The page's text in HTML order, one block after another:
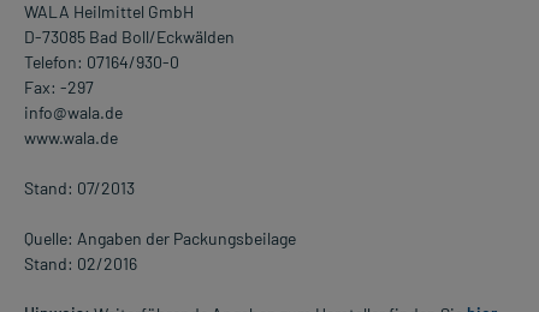
WALA Heilmittel GmbH
D-73085 Bad Boll/Eckwälden
Telefon: 07164/930-0
Fax: -297
info@wala.de
www.wala.de
Stand: 07/2013
Quelle: Angaben der Packungsbeilage
Stand: 02/2016